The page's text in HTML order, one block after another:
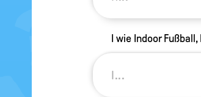
I wie Indoor